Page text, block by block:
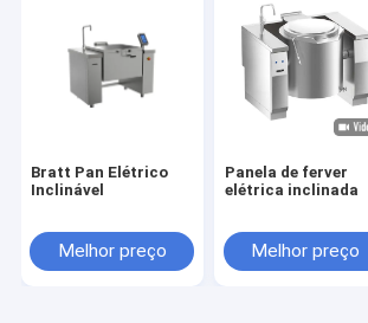
Bratt Pan Elétrico
Inclinável
Melhor preço
Panela de ferver
elétrica inclinada
Melhor preço